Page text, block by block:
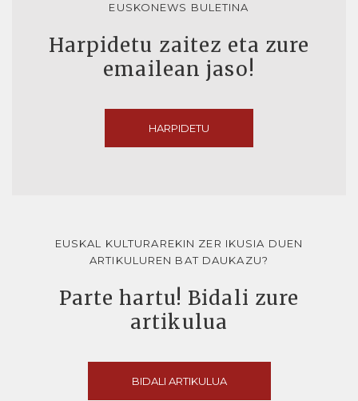
EUSKONEWS BULETINA
Harpidetu zaitez eta zure
emailean jaso!
HARPIDETU
EUSKAL KULTURAREKIN ZER IKUSIA DUEN
ARTIKULUREN BAT DAUKAZU?
Parte hartu! Bidali zure
artikulua
BIDALI ARTIKULUA